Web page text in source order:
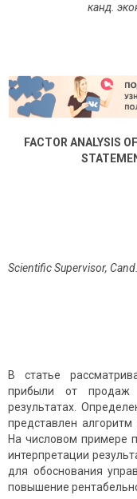
канд.
FACTOR ANALYSIS
Scientific Supervisor,
В статье
прибыли от
результатах.
представлен
На числовом примере
интерпретации
для обоснования
повышение